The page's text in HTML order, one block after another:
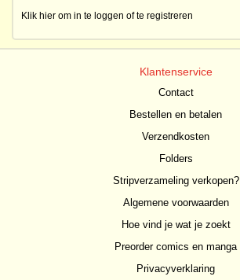
Klik hier om in te loggen of te registreren
Klantenservice
Contact
Bestellen en betalen
Verzendkosten
Folders
Stripverzameling verkopen?
Algemene voorwaarden
Hoe vind je wat je zoekt
Preorder comics en manga
Privacyverklaring